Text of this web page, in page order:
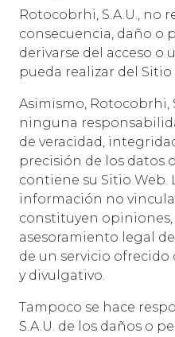
Rotocobrhi, S.A.U., no
consecuencia, daño o
derivarse del acceso o
pueda realizar del Sitio
Asimismo, Rotocobrhi,
ninguna
de veracidad,
precisión de los datos
contiene su Sitio Web.
información no
constituyen opiniones,
asesoramiento legal
de un servicio
y divulgativo.
Tampoco se hace
S.A.U. de los daños o